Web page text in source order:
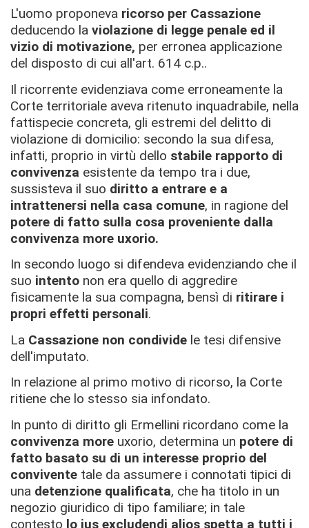
L'uomo proponeva ricorso per Cassazione
deducendo la violazione di legge penale ed il
vizio di motivazione, per erronea applicazione
del disposto di cui all'art. 614 c.p..
Il ricorrente evidenziava come erroneamente la
Corte territoriale aveva ritenuto inquadrabile, nella
fattispecie concreta, gli estremi del delitto di
violazione di domicilio: secondo la sua difesa,
infatti, proprio in virtù dello stabile rapporto di
convivenza esistente da tempo tra i due,
sussisteva il suo diritto a entrare e a
intrattenersi nella casa comune, in ragione del
potere di fatto sulla cosa proveniente dalla
convivenza more uxorio.
In secondo luogo si difendeva evidenziando che il
suo intento non era quello di aggredire
fisicamente la sua compagna, bensì di ritirare i
propri effetti personali.
La Cassazione non condivide le tesi difensive
dell'imputato.
In relazione al primo motivo di ricorso, la Corte
ritiene che lo stesso sia infondato.
In punto di diritto gli Ermellini ricordano come la
convivenza more uxorio, determina un potere di
fatto basato su di un interesse proprio del
convivente tale da assumere i connotati tipici di
una detenzione qualificata, che ha titolo in un
negozio giuridico di tipo familiare; in tale
contesto lo jus excludendi alios spetta a tutti i